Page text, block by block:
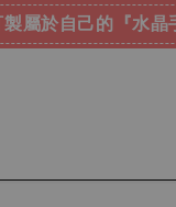
製屬於自己的『水